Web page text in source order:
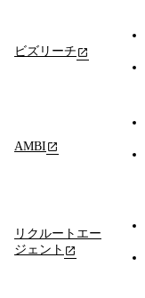
ビズリーチ
AMBI
リクルートエー
ジェント